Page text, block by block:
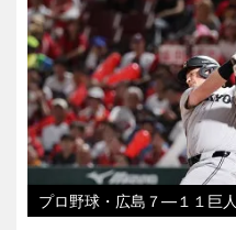
プロ野球・広島７―１１巨人